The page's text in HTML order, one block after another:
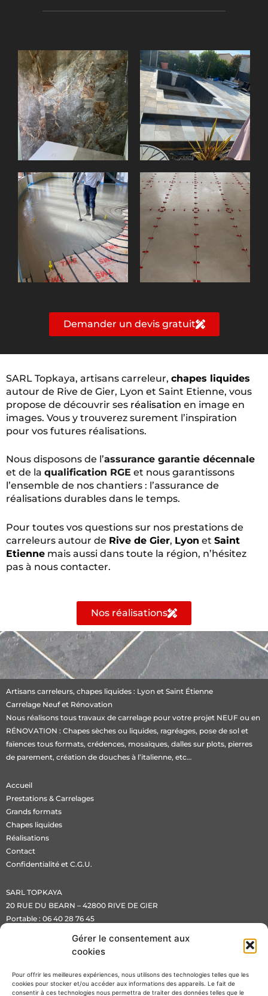
Gérer le consentement aux
cookies
Pour offrir les meilleures expériences, nous utilisons des technologies telles que les
cookies pour stocker et/ou accéder aux informations des appareils. Le fait de
consentir à ces technologies nous permettra de traiter des données telles que le
Demander un devis gratuit
SARL Topkaya, artisans carreleur, chapes liquides
autour de Rive de Gier, Lyon et Saint Etienne, vous
propose de découvrir ses réalisation en image en
images. Vous y trouverez surement l’inspiration
pour vos futures réalisations.
Nous disposons de l’assurance garantie décennale
et de la qualification RGE et nous garantissons
l’ensemble de nos chantiers : l’assurance de
réalisations durables dans le temps.
Pour toutes vos questions sur nos prestations de
carreleurs autour de Rive de Gier, Lyon et Saint
Etienne mais aussi dans toute la région, n’hésitez
pas à nous contacter.
Nos réalisations
Artisans carreleurs, chapes liquides : Lyon et Saint Étienne
Carrelage Neuf et Rénovation
Nous réalisons tous travaux de carrelage pour votre projet NEUF ou en
RÉNOVATION : Chapes sèches ou liquides, ragréages, pose de sol et
faïences tous formats, crédences, mosaïques, dalles sur plots, pierres
de parement, création de douches à l’italienne, etc…
Accueil
Prestations & Carrelages
Grands formats
Chapes liquides
Réalisations
Contact
Confidentialité et C.G.U.
SARL TOPKAYA
20 RUE DU BEARN – 42800 RIVE DE GIER
Portable : 06 40 28 76 45
Design et Web parL’Usine à Trucs